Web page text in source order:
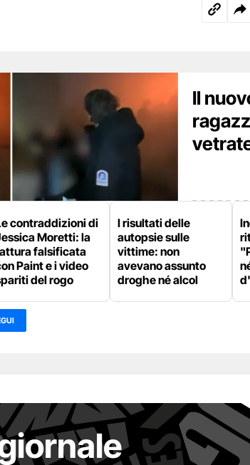
Il
contraddizioni di
Moretti: la
falsificata
Paint e i video
del rogo
I risultati delle
autopsie sulle
vittime: non
avevano assunto
droghe né alcol